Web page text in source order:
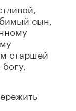
сын,
старшей